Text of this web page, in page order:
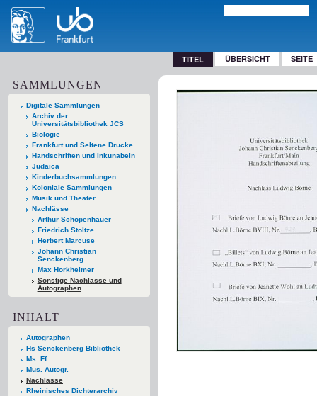
TITEL ÜBERSICHT SEITE
SAMMLUNGEN
Digitale Sammlungen
Archiv der
Universitätsbibliothek JCS
Biologie
Frankfurt und Seltene Drucke
Handschriften und Inkunabeln
Judaica
Kinderbuchsammlungen
Koloniale Sammlungen
Musik und Theater
Nachlässe
Arthur Schopenhauer
Friedrich Stoltze
Herbert Marcuse
Johann Christian
Senckenberg
Max Horkheimer
Sonstige Nachlässe und
Autographen
INHALT
Autographen
Hs Senckenberg Bibliothek
Ms. Ff.
Mus. Autogr.
Nachlässe
Rheinisches Dichterarchiv